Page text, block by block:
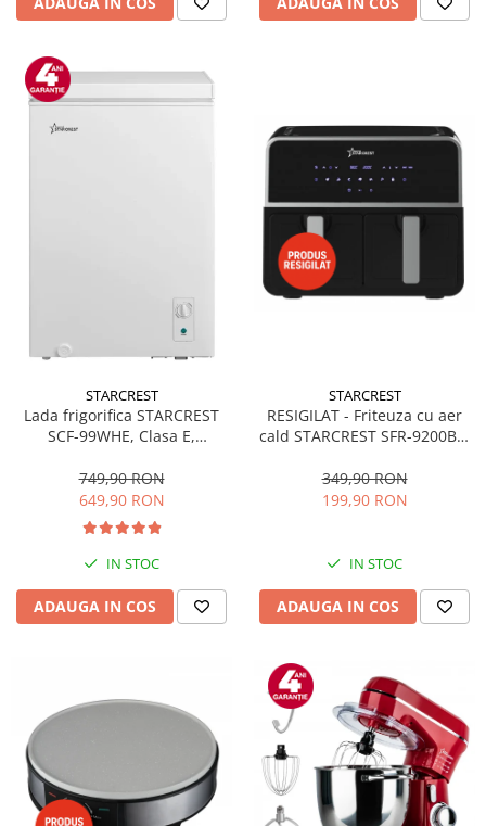
STARCREST
Lada frigorifica STARCREST
SCF-99WHE, Clasa E,
convertibil - functie frigider,
Termostat reglabil, Alb
749,90 RON
649,90 RON
IN STOC
ADAUGA IN COS
STARCREST
RESIGILAT - Friteuza cu aer
cald STARCREST SFR-9200BK,
Termostat 80 - 200 °C, 8
programe predefinite, Negru
349,90 RON
199,90 RON
IN STOC
ADAUGA IN COS